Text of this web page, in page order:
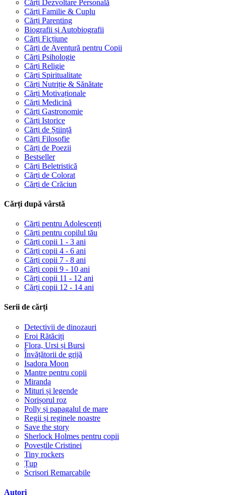
Cărți Dezvoltare Personală
Cărți Familie & Cuplu
Cărți Parenting
Biografii și Autobiografii
Cărți Ficțiune
Cărți de Aventură pentru Copii
Cărți Psihologie
Cărți Religie
Cărți Spiritualitate
Cărți Nutriție & Sănătate
Cărți Motivaționale
Cărți Medicină
Cărți Gastronomie
Cărți Istorice
Cărți de Știință
Cărți Filosofie
Cărți de Poezii
Bestseller
Cărți Beletristică
Cărți de Colorat
Cărți de Crăciun
Cărți după vârstă
Cărți pentru Adolescenți
Cărți pentru copilul tău
Cărți copii 1 - 3 ani
Cărți copii 4 - 6 ani
Cărți copii 7 - 8 ani
Cărți copii 9 - 10 ani
Cărți copii 11 - 12 ani
Cărți copii 12 - 14 ani
Serii de cărți
Detectivii de dinozauri
Eroi Rătăciți
Flora, Ursi și Bursi
Învățătorii de grijă
Isadora Moon
Mantre pentru copii
Miranda
Mituri și legende
Norișorul roz
Polly și papagalul de mare
Regii și reginele noastre
Save the story
Sherlock Holmes pentru copii
Poveștile Cristinei
Tiny rockers
Țup
Scrisori Remarcabile
Autori